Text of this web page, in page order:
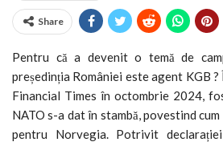
Share
Pentru că a devenit o temă de
președinția României este agent KGB
Financial Times în octombrie 2024,
NATO s-a dat în stambă, povestind
pentru Norvegia. Potrivit